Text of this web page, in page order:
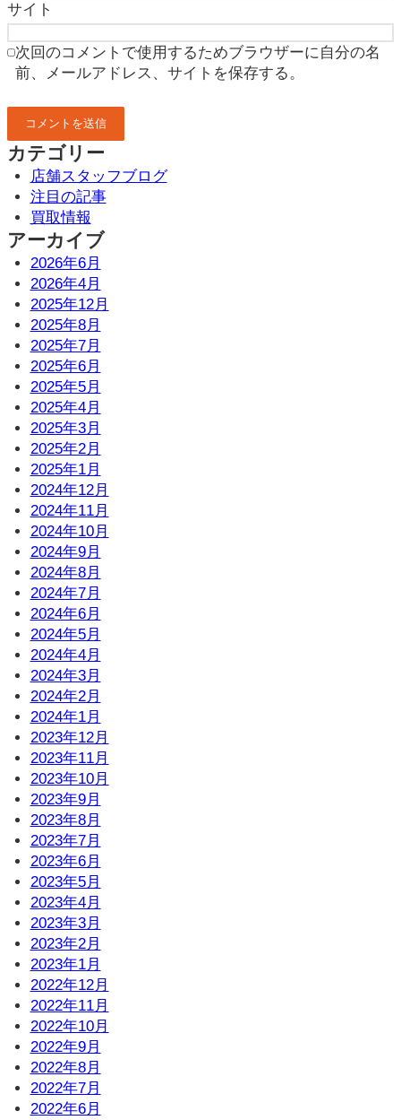
サイト
次回のコメントで使用するためブラウザーに自分の名
前、メールアドレス、サイトを保存する。
カテゴリー
店舗スタッフブログ
注目の記事
買取情報
アーカイブ
2026年6月
2026年4月
2025年12月
2025年8月
2025年7月
2025年6月
2025年5月
2025年4月
2025年3月
2025年2月
2025年1月
2024年12月
2024年11月
2024年10月
2024年9月
2024年8月
2024年7月
2024年6月
2024年5月
2024年4月
2024年3月
2024年2月
2024年1月
2023年12月
2023年11月
2023年10月
2023年9月
2023年8月
2023年7月
2023年6月
2023年5月
2023年4月
2023年3月
2023年2月
2023年1月
2022年12月
2022年11月
2022年10月
2022年9月
2022年8月
2022年7月
2022年6月